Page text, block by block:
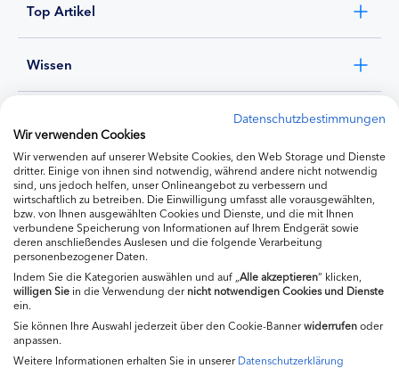
Top Artikel
Wissen
Ernährung
Produkte
Impressum
Datenschutzbestimmungen
Wir verwenden Cookies
Wir verwenden auf unserer Website Cookies, den Web Storage und Dienste
dritter. Einige von ihnen sind notwendig, während andere nicht notwendig
sind, uns jedoch helfen, unser Onlineangebot zu verbessern und
wirtschaftlich zu betreiben. Die Einwilligung umfasst alle vorausgewählten,
bzw. von Ihnen ausgewählten Cookies und Dienste, und die mit Ihnen
verbundene Speicherung von Informationen auf Ihrem Endgerät sowie
deren anschließendes Auslesen und die folgende Verarbeitung
personenbezogener Daten.
Indem Sie die Kategorien auswählen und auf „ Alle akzeptieren“ klicken,
willigenSie in die Verwendung dernicht notwendigen Cookies und Dienste
ein.
Sie können Ihre Auswahl jederzeit über den Cookie-Bannerwiderrufenoder
anpassen.
Weitere Informationen erhalten Sie in unsererDatenschutzerklärung